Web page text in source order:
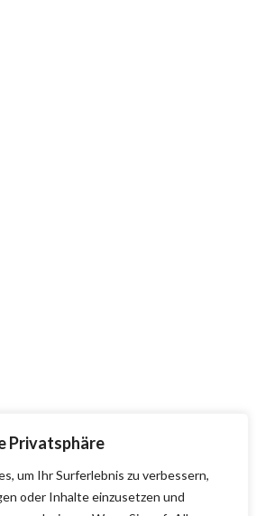
Privatsphäre
um Ihr Surferlebnis zu verbessern,
oder Inhalte einzusetzen und